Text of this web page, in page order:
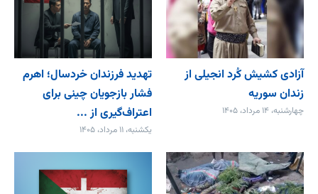
آزادی کشیش کُرد انجیلی از
زندان سوریه
چهارشنبه، ۱۴ مرداد، ۱۴۰۵
تهدید فرزندان خردسال؛ اهرم
فشار بازجویان چینی برای
اعتراف‌گیری از ...
یکشنبه، ۱۱ مرداد، ۱۴۰۵